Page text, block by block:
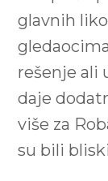
glavnih
rešenje ali
daje
više za
su bili